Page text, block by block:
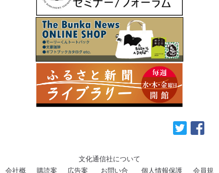
文化通信社について
会社概
購読案 広告案 お問い合 個人情報保護 会員規